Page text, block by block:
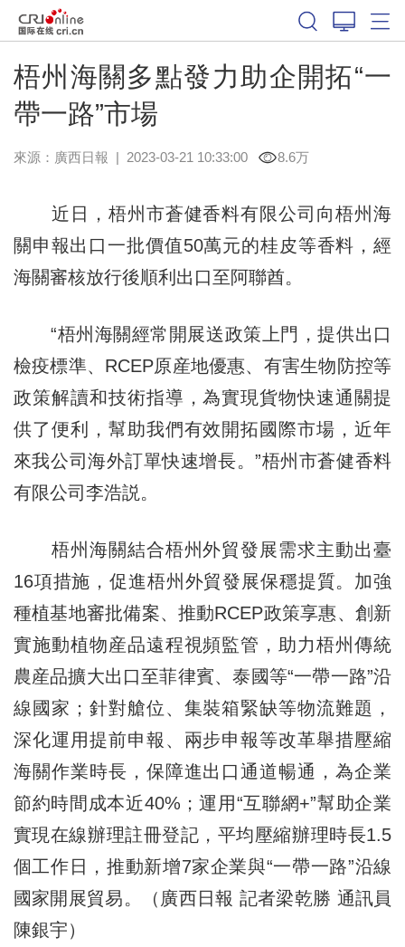
梧州海關多點發力助企開拓“一
帶一路”市場
來源： 廣西日報 | 2023-03-21 10:33:00 8.6万
近日，梧州市蒼健香料有限公司向梧州海
關申報出口一批價值50萬元的桂皮等香料，經
海關審核放行後順利出口至阿聯酋。
“梧州海關經常開展送政策上門，提供出口
檢疫標準、RCEP原産地優惠、有害生物防控等
政策解讀和技術指導，為實現貨物快速通關提
供了便利，幫助我們有效開拓國際市場，近年
來我公司海外訂單快速增長。”梧州市蒼健香料
有限公司李浩説。
梧州海關結合梧州外貿發展需求主動出臺
16項措施，促進梧州外貿發展保穩提質。加強
種植基地審批備案、推動RCEP政策享惠、創新
實施動植物産品遠程視頻監管，助力梧州傳統
農産品擴大出口至菲律賓、泰國等“一帶一路”沿
線國家；針對艙位、集裝箱緊缺等物流難題，
深化運用提前申報、兩步申報等改革舉措壓縮
海關作業時長，保障進出口通道暢通，為企業
節約時間成本近40%；運用“互聯網+”幫助企業
實現在線辦理註冊登記，平均壓縮辦理時長1.5
個工作日，推動新增7家企業與“一帶一路”沿線
國家開展貿易。（廣西日報 記者梁乾勝 通訊員
陳銀宇）